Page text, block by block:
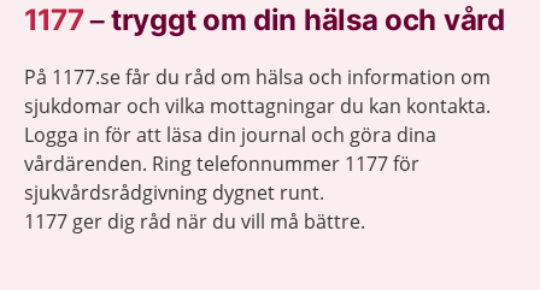
1177–tryggt om din hälsa och vård
På 1177.se får du råd om hälsa och information om
sjukdomar och vilka mottagningar du kan kontakta.
Logga in för att läsa din journal och göra dina
vårdärenden. Ring telefonnummer 1177 för
sjukvårdsrådgivning dygnet runt.
1177 ger dig råd när du vill må bättre.